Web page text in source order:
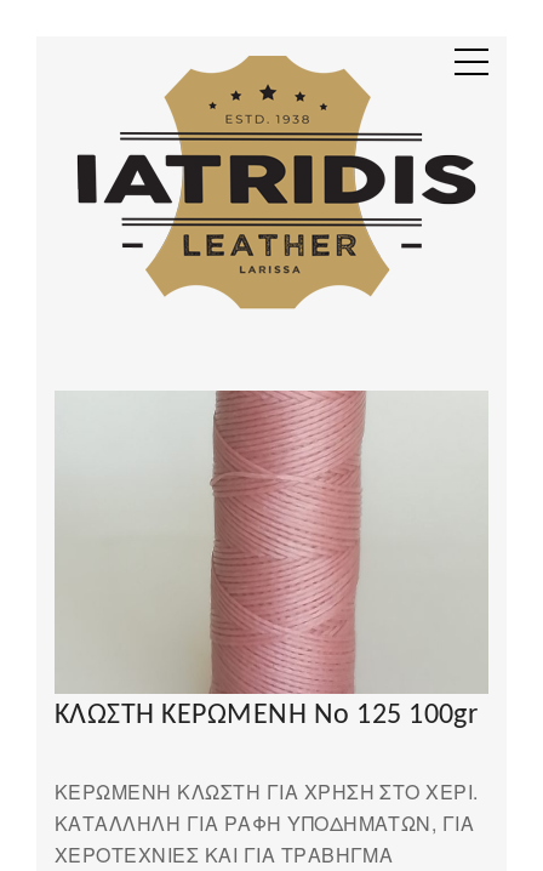
ΚΛΩΣΤΗ ΚΕΡΩΜΕΝΗ Νο 125 100gr
ΚΕΡΩΜΕΝΗ ΚΛΩΣΤΗ ΓΙΑ ΧΡΗΣΗ ΣΤΟ ΧΕΡΙ.
ΚΑΤΑΛΛΗΛΗ ΓΙΑ ΡΑΦΗ ΥΠΟΔΗΜΑΤΩΝ, ΓΙΑ
ΧΕΡΟΤΕΧΝΙΕΣ ΚΑΙ ΓΙΑ ΤΡΑΒΗΓΜΑ